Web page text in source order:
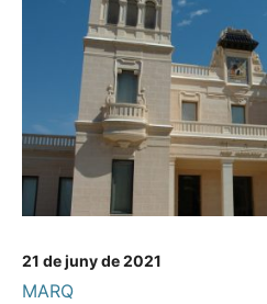
21 de juny de 2021
MARQ